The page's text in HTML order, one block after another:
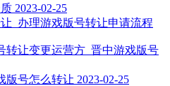
2023-02-25
_办理游戏版号转让申请流程
转让变更运营方_晋中游戏版号
版号怎么转让 2023-02-25